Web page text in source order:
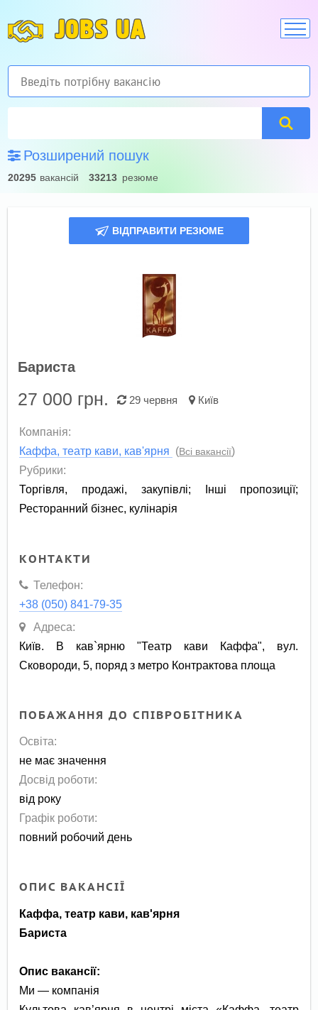
JOBS UA
Розширений пошук
20295 вакансій 33213 резюме
ВІДПРАВИТИ РЕЗЮМЕ
Бариста
27 000 грн. 29 червня Київ
Компанія:
Каффа, театр кави, кав'ярня (Всі вакансії)
Рубрики:
Торгівля, продажі, закупівлі; Інші пропозиції;
Ресторанний бізнес, кулінарія
КОНТАКТИ
Телефон:
+38 (050) 841-79-35
Адреса:
Київ. В кав`ярню "Театр кави Каффа", вул.
Сковороди, 5, поряд з метро Контрактова площа
ПОБАЖАННЯ ДО СПІВРОБІТНИКА
Освіта:
не має значення
Досвід роботи:
від року
Графік роботи:
повний робочий день
ОПИС ВАКАНСІЇ
Каффа, театр кави, кав'ярня
Бариста
Опис вакансії:
Ми — компанія